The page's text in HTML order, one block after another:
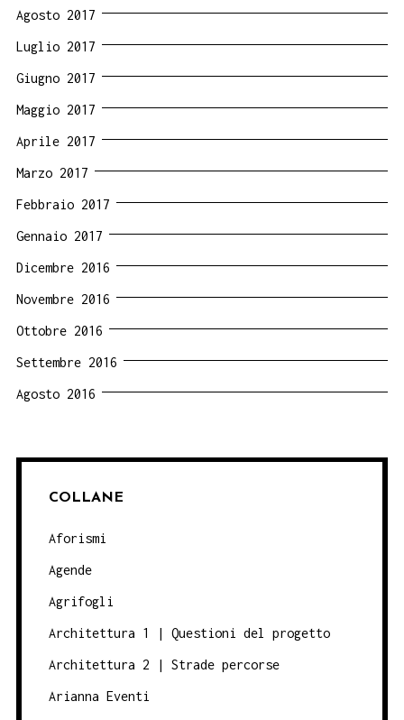
Agosto 2017
Luglio 2017
Giugno 2017
Maggio 2017
Aprile 2017
Marzo 2017
Febbraio 2017
Gennaio 2017
Dicembre 2016
Novembre 2016
Ottobre 2016
Settembre 2016
Agosto 2016
COLLANE
Aforismi
Agende
Agrifogli
Architettura 1 | Questioni del progetto
Architettura 2 | Strade percorse
Arianna Eventi